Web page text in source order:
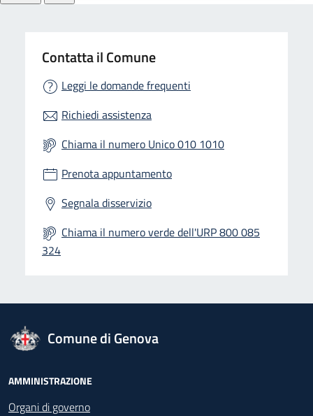
Contatta il Comune
Leggi le domande frequenti
Richiedi assistenza
Chiama il numero Unico 010 1010
Prenota appuntamento
Segnala disservizio
Chiama il numero verde dell'URP 800 085
324
logo Unione Europea
Comune di Genova
Footer - Navigazione
AMMINISTRAZIONE
Organi di governo